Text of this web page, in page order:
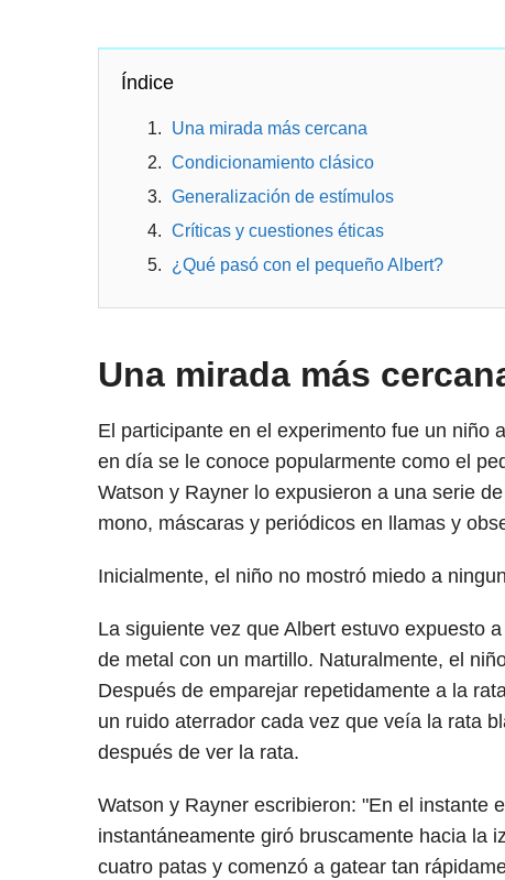
Índice
Una mirada más cercana
Condicionamiento clásico
Generalización de estímulos
Críticas y cuestiones éticas
¿Qué pasó con el pequeño Albert?
Una mirada más
El participante en el experimento fue un niño
en día se le conoce popularmente como el
Watson y Rayner lo expusieron a una serie
mono, máscaras y periódicos en llamas y
Inicialmente, el niño no mostró miedo a
La siguiente vez que Albert estuvo expuesto
de metal con un martillo. Naturalmente, el
Después de emparejar repetidamente a la
un ruido aterrador cada vez que veía la rata
después de ver la rata.
Watson y Rayner escribieron: "En el instante
instantáneamente giró bruscamente hacia la
cuatro patas y comenzó a gatear tan